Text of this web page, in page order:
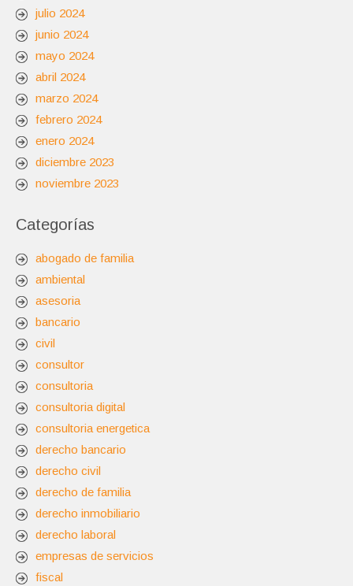
julio 2024
junio 2024
mayo 2024
abril 2024
marzo 2024
febrero 2024
enero 2024
diciembre 2023
noviembre 2023
Categorías
abogado de familia
ambiental
asesoria
bancario
civil
consultor
consultoria
consultoria digital
consultoria energetica
derecho bancario
derecho civil
derecho de familia
derecho inmobiliario
derecho laboral
empresas de servicios
fiscal